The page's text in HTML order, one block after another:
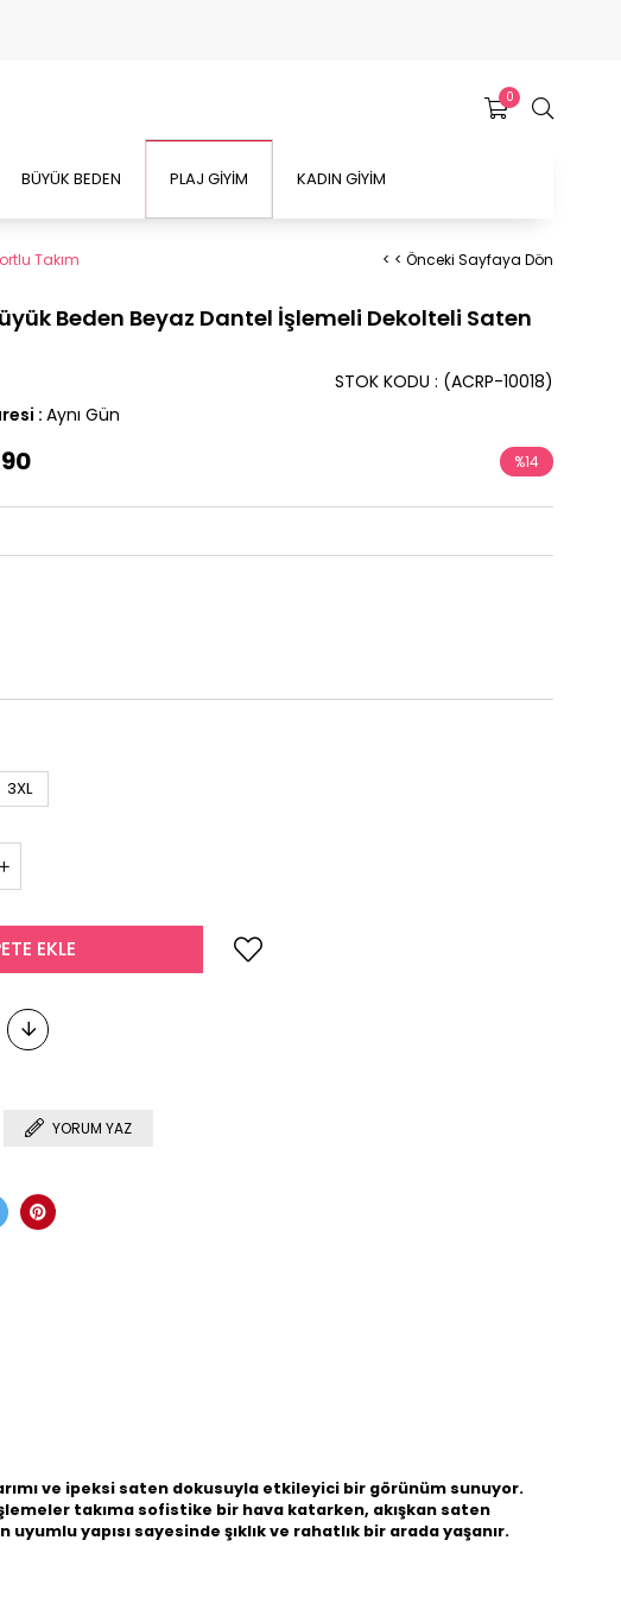
0
BÜYÜK BEDEN PLAJ GİYİM KADIN GİYİM
Takım < < Önceki Sayfaya Dön
Beden Beyaz Dantel İşlemeli Dekolteli Saten
(ACRP-10018)
STOK KODU
: Aynı Gün
%14
3XL
YORUM YAZ
ve ipeksi saten dokusuyla etkileyici bir görünüm sunuyor.
takıma sofistike bir hava katarken, akışkan saten
yapısı sayesinde şıklık ve rahatlık bir arada yaşanır.